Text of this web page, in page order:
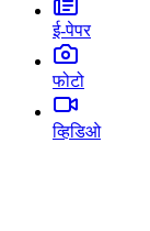
ई-पेपर
फोटो
व्हिडिओ